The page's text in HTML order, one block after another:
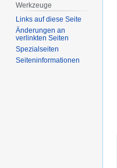
Werkzeuge
Links auf diese Seite
Änderungen an
verlinkten Seiten
Spezialseiten
Seiten­­informationen